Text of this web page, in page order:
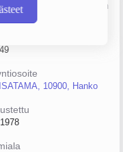
Lähde: YTJ, PRH, Traficom
10900, Hanko